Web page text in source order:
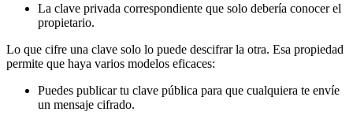
La clave privada correspondiente que solo debería conocer el
propietario.
Lo que cifre una clave solo lo puede descifrar la otra. Esa propiedad
permite que haya varios modelos eficaces:
Puedes publicar tu clave pública para que cualquiera te envíe
un mensaje cifrado.